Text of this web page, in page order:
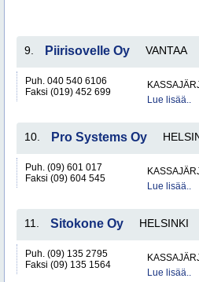
9. Piirisovelle Oy VANTAA
Puh. 040 540 6106
Faksi (019) 452 699
Lue lisää..
10. Pro Systems Oy
Puh. (09) 601 017
Faksi (09) 604 545
Lue lisää..
11. Sitokone Oy HELSINKI
Puh. (09) 135 2795
Faksi (09) 135 1564
Lue lisää..